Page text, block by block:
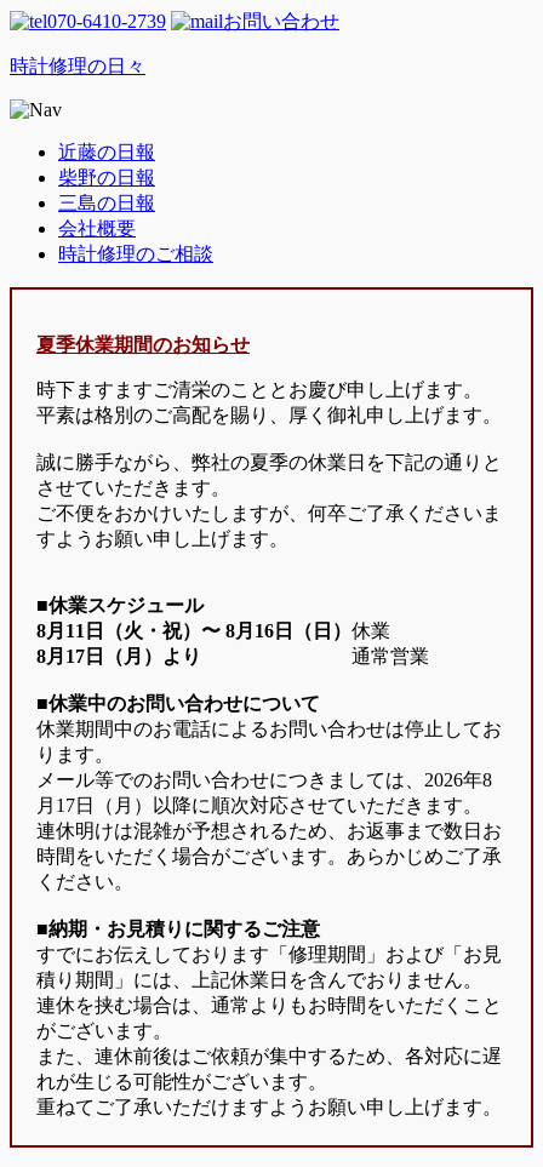
070-6410-2739 お問い合わせ
時計修理の日々
近藤の日報
柴野の日報
三島の日報
会社概要
時計修理のご相談
夏季休業期間のお知らせ
時下ますますご清栄のこととお慶び申し上げます。
平素は格別のご高配を賜り、厚く御礼申し上げます。
誠に勝手ながら、弊社の夏季の休業日を下記の通りと
させていただきます。
ご不便をおかけいたしますが、何卒ご了承くださいま
すようお願い申し上げます。
■休業スケジュール
8月11日（火・祝）〜 8月16日（日） 休業
8月17日（月）より
通常営業
■休業中のお問い合わせについて
休業期間中のお電話によるお問い合わせは停止してお
ります。
メール等でのお問い合わせにつきましては、2026年8
月17日（月）以降に順次対応させていただきます。
連休明けは混雑が予想されるため、お返事まで数日お
時間をいただく場合がございます。あらかじめご了承
ください。
■納期・お見積りに関するご注意
すでにお伝えしております「修理期間」および「お見
積り期間」には、上記休業日を含んでおりません。
連休を挟む場合は、通常よりもお時間をいただくこと
がございます。
また、連休前後はご依頼が集中するため、各対応に遅
れが生じる可能性がございます。
重ねてご了承いただけますようお願い申し上げます。